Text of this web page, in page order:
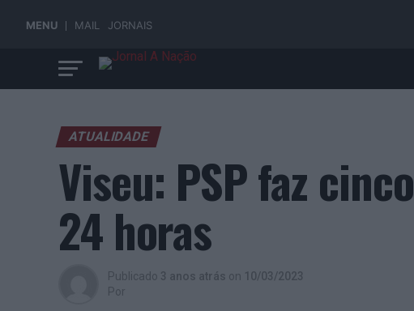
MENU MAIL JORNAIS
ATUALIDADE
Viseu: PSP faz
24 horas
Publicado 3 anos atrás on 10/03/2023
Por